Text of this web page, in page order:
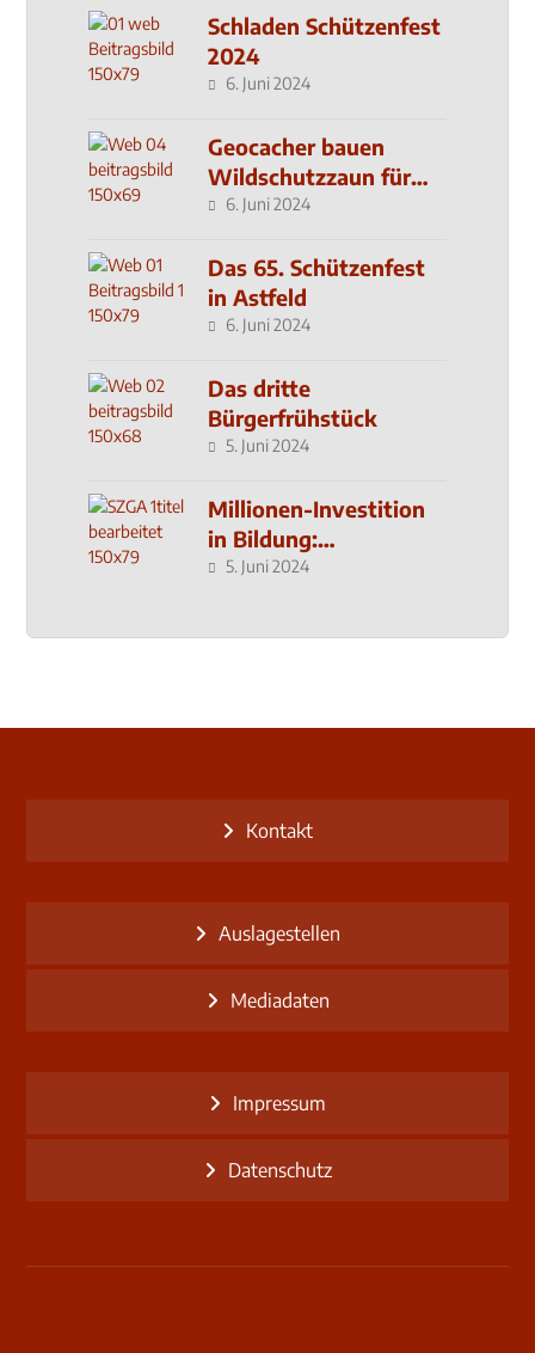
Schladen Schützenfest
2024
6. Juni 2024
Geocacher bauen
Wildschutzzaun für
den MachMit! Wald
6. Juni 2024
Das 65. Schützenfest
in Astfeld
6. Juni 2024
Das dritte
Bürgerfrühstück
5. Juni 2024
Millionen-Investition
in Bildung:
Schulzentrum-Neubau
5. Juni 2024
Kontakt
Auslagestellen
Mediadaten
Impressum
Datenschutz